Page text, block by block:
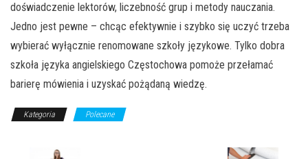
doświadczenie lektorów, liczebność grup i metody nauczania.
Jedno jest pewne – chcąc efektywnie i szybko się uczyć trzeba
wybierać wyłącznie renomowane szkoły językowe. Tylko dobra
szkoła języka angielskiego Częstochowa pomoże przełamać
barierę mówienia i uzyskać pożądaną wiedzę.
Kategoria Polecane